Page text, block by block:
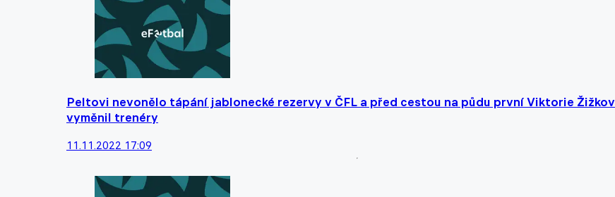
Peltovi nevonělo tápání jablonecké rezervy v ČFL a před cestou na půdu první Viktorie Žižkov
vyměnil trenéry
11.11.2022 17:09